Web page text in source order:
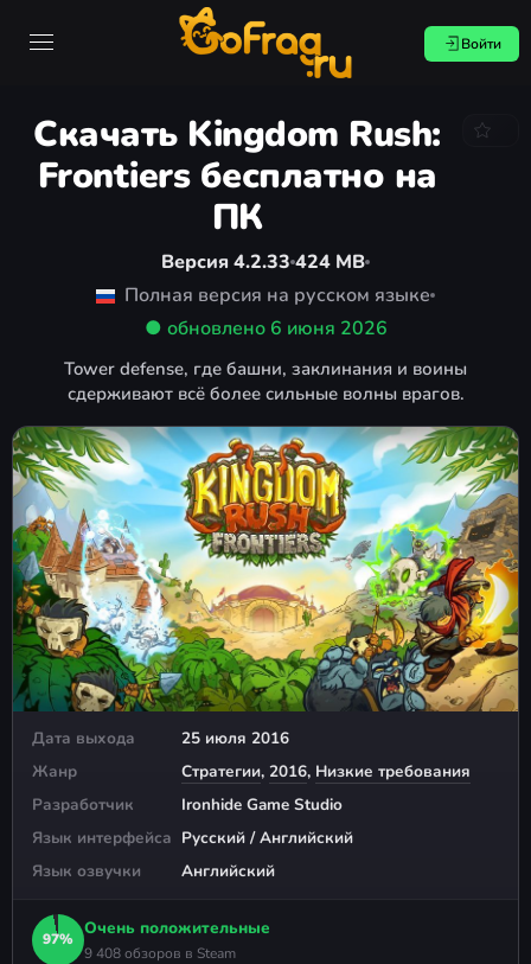
Войти
Скачать Kingdom Rush:
Frontiers бесплатно на
ПК
Версия 4.2.33 424 MB
Полная версия на русском языке
● обновлено 6 июня 2026
Tower defense, где башни, заклинания и воины
сдерживают всё более сильные волны врагов.
Дата выхода
25 июля 2016
Жанр
Стратегии, 2016, Низкие требования
Разработчик
Ironhide Game Studio
Язык интерфейса Русский / Английский
Язык озвучки
Английский
97%
Очень положительные
9 408 обзоров в Steam